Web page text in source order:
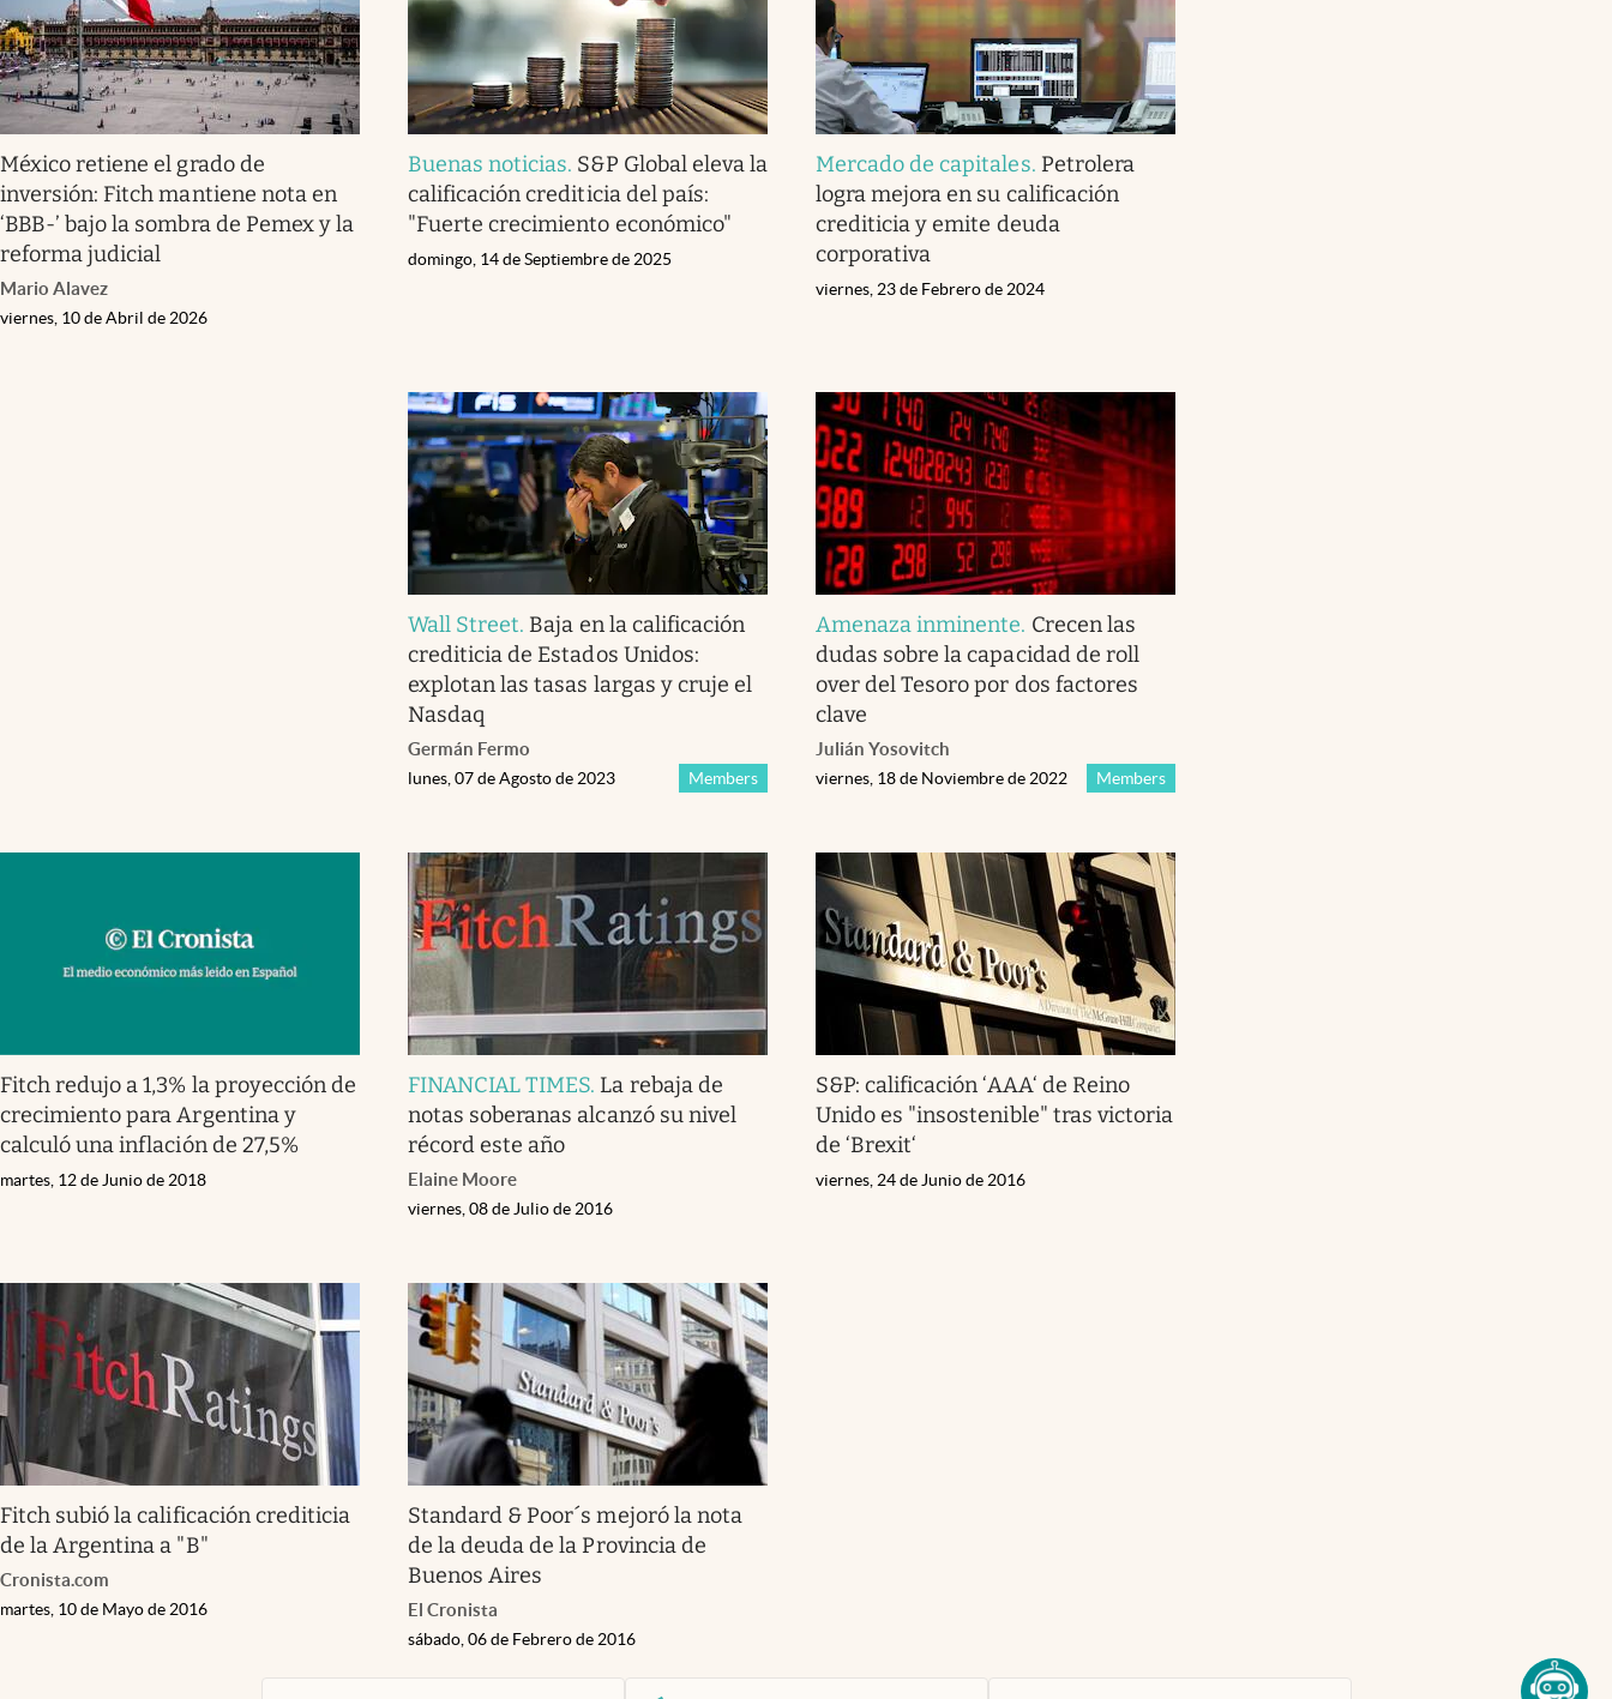
México retiene el grado de
inversión: Fitch mantiene nota en
‘BBB-’ bajo la sombra de Pemex y la
reforma judicial
Mario Alavez
viernes, 10 de Abril de 2026
Buenas noticias. S&P Global eleva la
calificación crediticia del país:
"Fuerte crecimiento económico"
domingo, 14 de Septiembre de 2025
Mercado de capitales. Petrolera
logra mejora en su calificación
crediticia y emite deuda
corporativa
viernes, 23 de Febrero de 2024
Wall Street. Baja en la calificación
crediticia de Estados Unidos:
explotan las tasas largas y cruje el
Nasdaq
Germán Fermo
Members
lunes, 07 de Agosto de 2023
Amenaza inminente. Crecen las
dudas sobre la capacidad de roll
over del Tesoro por dos factores
clave
Julián Yosovitch
Members
viernes, 18 de Noviembre de 2022
Fitch redujo a 1,3% la proyección de
crecimiento para Argentina y
calculó una inflación de 27,5%
martes, 12 de Junio de 2018
FINANCIAL TIMES. La rebaja de
notas soberanas alcanzó su nivel
récord este año
Elaine Moore
viernes, 08 de Julio de 2016
S&P: calificación ‘AAA‘ de Reino
Unido es "insostenible" tras victoria
de ‘Brexit‘
viernes, 24 de Junio de 2016
Fitch subió la calificación crediticia
de la Argentina a "B"
Cronista.com
martes, 10 de Mayo de 2016
Standard & Poor´s mejoró la nota
de la deuda de la Provincia de
Buenos Aires
El Cronista
sábado, 06 de Febrero de 2016